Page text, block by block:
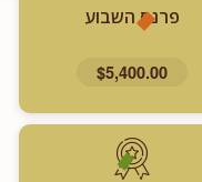
פרנס השבוע
$5,400.00